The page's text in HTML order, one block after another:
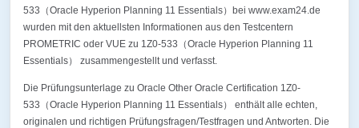
533（Oracle Hyperion Planning 11 Essentials）bei www.exam24.de
wurden mit den aktuellsten Informationen aus den Testcentern
PROMETRIC oder VUE zu 1Z0-533（Oracle Hyperion Planning 11
Essentials） zusammengestellt und verfasst.
Die Prüfungsunterlage zu Oracle Other Oracle Certification 1Z0-
533（Oracle Hyperion Planning 11 Essentials） enthält alle echten,
originalen und richtigen Prüfungsfragen/Testfragen und Antworten. Die